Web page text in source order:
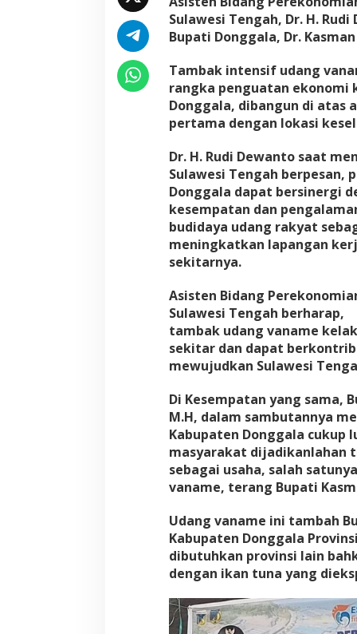
a
n
Sulawesi Tengah, Dr. H.
Bupati Donggala, Dr.
Tambak intensif udang
rangka penguatan ekonomi
Donggala, dibangun di atas
pertama dengan lokasi
Dr. H. Rudi Dewanto saat
Sulawesi Tengah berpesan,
Donggala dapat bersinergi
kesempatan dan
budidaya udang rakyat
meningkatkan lapangan
sekitarnya.
Asisten Bidang
Sulawesi Tengah berharap,
tambak udang vaname
sekitar dan dapat
mewujudkan Sulawesi
Di Kesempatan yang sama,
M.H, dalam sambutannya
Kabupaten Donggala cukup
masyarakat dijadikanlahan
sebagai usaha, salah
vaname, terang Bupati
Udang vaname ini tambah
Kabupaten Donggala
dibutuhkan provinsi lain
dengan ikan tuna yang